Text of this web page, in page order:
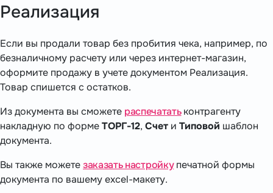
Реализация
Если вы продали товар без пробития чека, например, по
безналичному расчету или через интернет-магазин,
оформите продажу в учете документом Реализация.
Товар спишется с остатков.
Из документа вы сможете распечататьконтрагенту
накладную по формеТОРГ-12, Счет и Типовой шаблон
документа.
Вы также можетезаказать настройкупечатной формы
документа по вашему excel-макету.